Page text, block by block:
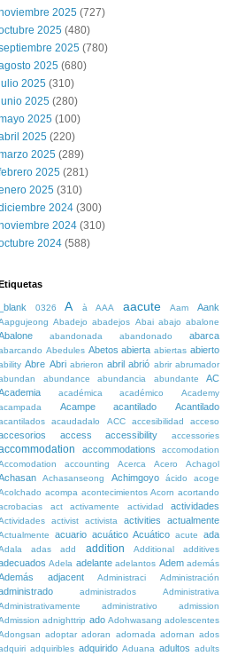
2025 (727)
2025 (480)
2025 (780)
2025 (680)
2025 (310)
2025 (280)
2025 (100)
2025 (220)
2025 (289)
2025 (281)
2025 (310)
2024 (300)
2024 (310)
2024 (588)
_blank 0326 A à AAA aacute Aam Aank
Abadejo abadejos Abai abajo abalone
abandonada abandonado abarca
Abedules Abetos abierta abiertas abierto
Abre Abri abrieron abril abrió abrir abrumador
abundance abundancia abundante
AC
académica académico
Academy
Acampe acantilado Acantilado
acaudadalo ACC accesibilidad acceso
access accessibility accessories
accommodations
accomodation
accounting Acerca Acero Achagol
Achasanseong Achimgoyo ácido
acoge
acompa acontecimientos Acorn acortando
act activamente actividad actividades
activist activista activities actualmente
acuario acuático Acuático acute ada
adas add addition Additional additives
Adela adelante adelantos Adem además
adjacent Administraci Administración
administrados
Administrativa
administrativo
admission
adnighttrip ado Adohwasang adolescentes
adoptar adoran adornada adornan ados
adquiribles adquirido Aduana adultos adults